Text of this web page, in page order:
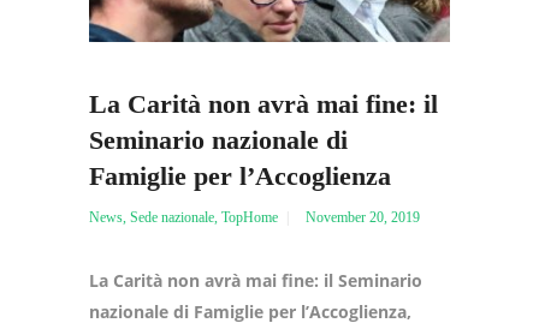
La Carità non avrà mai fine: il
Seminario nazionale di
Famiglie per l’Accoglienza
News Sede nazionale TopHome November 20, 2019
La Carità non avrà mai fine: il Seminario
nazionale di Famiglie per l’Accoglienza,